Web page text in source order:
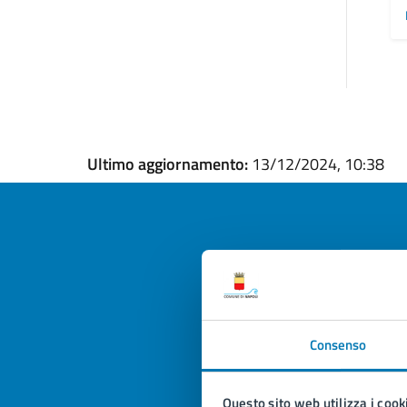
Consenso
Ultimo aggiornamento: 13/12/2024, 10:38
Valuta